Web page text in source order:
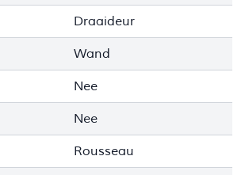
Draaideur
Wand
Nee
Nee
Rousseau